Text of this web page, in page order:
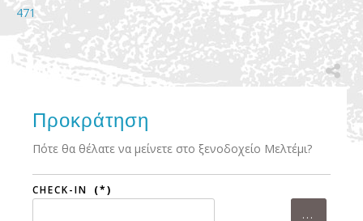
471
Προκράτηση
Πότε θα θέλατε να μείνετε στο ξενοδοχείο Μελτέμι?
CHECK-IN (*)